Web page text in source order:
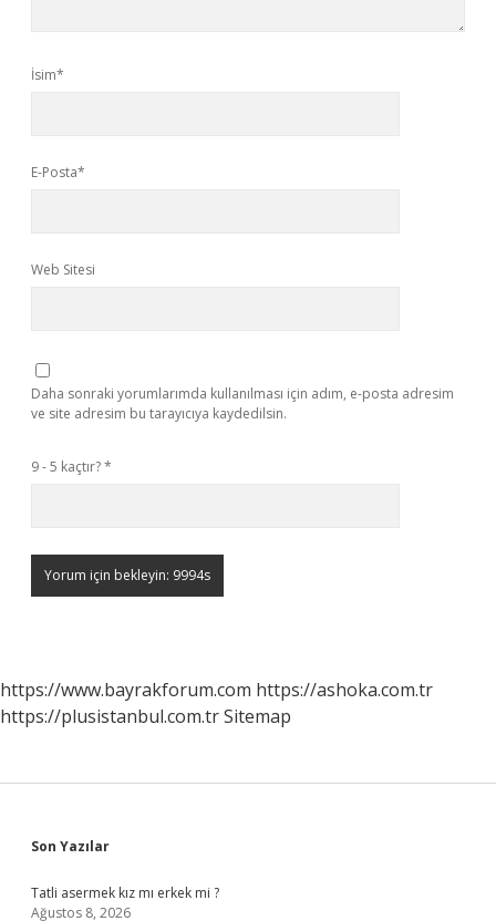
İsim*
E-Posta*
Web Sitesi
Daha sonraki yorumlarımda kullanılması için adım, e-posta adresim
ve site adresim bu tarayıcıya kaydedilsin.
9 - 5 kaçtır?*
https://www.bayrakforum.com https://ashoka.com.tr
https://plusistanbul.com.trSitemap
Sidebar
Son Yazılar
Tatli asermek kız mı erkek mi ?
Ağustos 8, 2026